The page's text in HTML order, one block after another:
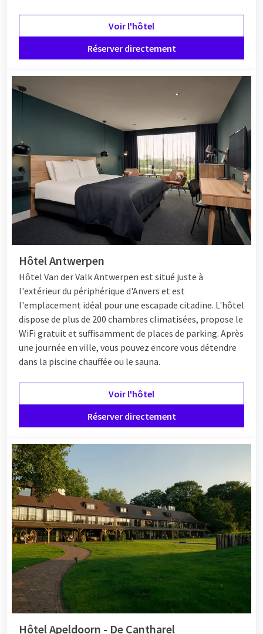
Voir l'hôtel
Réserver directement
Hôtel Antwerpen
Hôtel Van der Valk Antwerpen est situé juste à
l'extérieur du périphérique d'Anvers et est
l'emplacement idéal pour une escapade citadine. L'hôtel
dispose de plus de 200 chambres climatisées, propose le
WiFi gratuit et suffisamment de places de parking. Après
une journée en ville, vous pouvez encore vous détendre
dans la piscine chauffée ou le sauna.
Voir l'hôtel
Réserver directement
Hôtel Apeldoorn - De Cantharel